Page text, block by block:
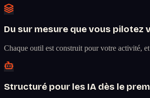
Du sur mesure que vous pilotez
Chaque outil est construit pour votre activité,
Structuré pour les IA dès le